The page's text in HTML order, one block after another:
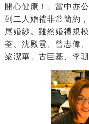
開心健康！」當中亦
到二人婚禮非常簡約
尾婚紗。雖然婚禮規
荃、沈殿霞、曾志偉
梁潔華、古巨基、李珊